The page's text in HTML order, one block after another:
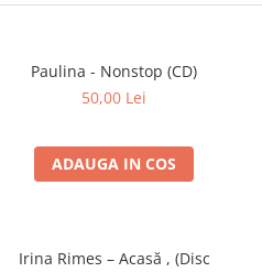
Paulina - Nonstop (CD)
50,00 Lei
ADAUGA IN COS
Irina Rimes – Acasă , (Disc